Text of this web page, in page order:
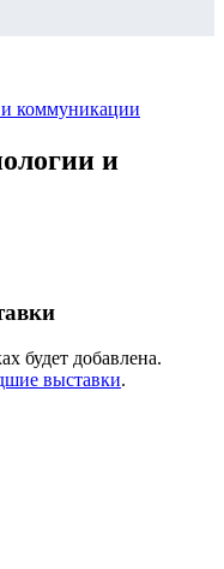
коммуникации
и
будет добавлена.
выставки.